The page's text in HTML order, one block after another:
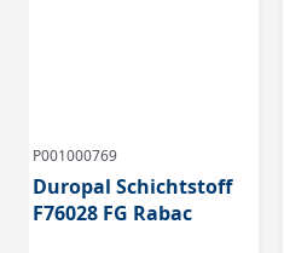
P001000769
Duropal Schichtstoff
F76028 FG Rabac